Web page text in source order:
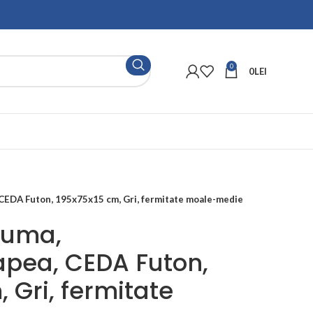
0 0LEI
Futon, 195x75x15 cm, Gri, fermitate moale-medie
CEDA Futon,
Gri, fermitate